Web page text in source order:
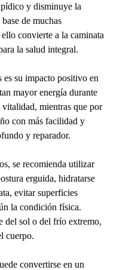
y disminuye la
de muchas
convierte a la caminata
la salud integral.
es su impacto positivo en
mayor energía durante
vitalidad, mientras que por
con más facilidad y
y reparador.
se recomienda utilizar
erguida, hidratarse
evitar superficies
la condición física.
del sol o del frío extremo,
cuerpo.
convertirse en un